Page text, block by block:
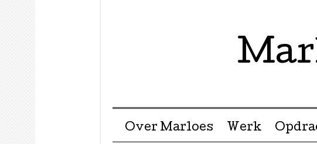
Menu ☰
Skip to content
Over Marloes Werk